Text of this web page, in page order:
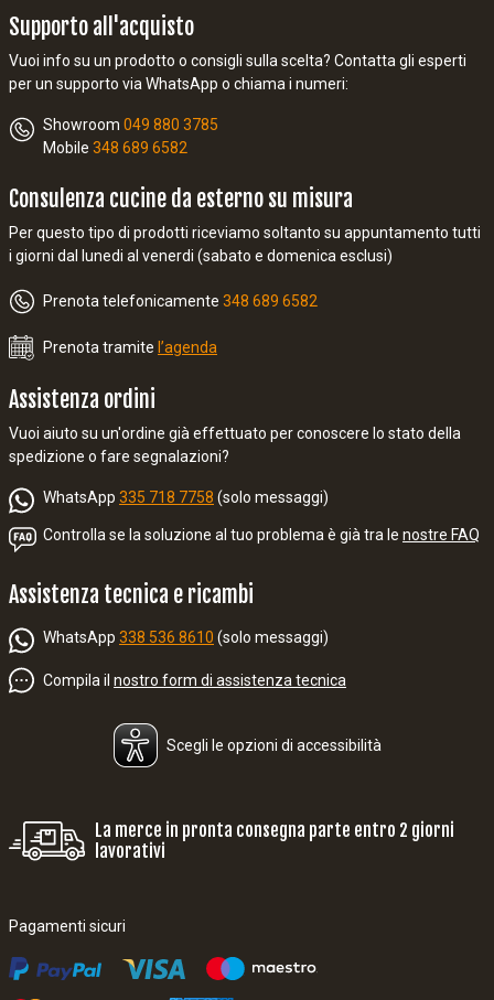
Supporto all'acquisto
Vuoi info su un prodotto o consigli sulla scelta? Contatta gli esperti
per un supporto via WhatsApp o chiama i numeri:
Showroom 049 880 3785
Mobile 348 689 6582
Consulenza cucine da esterno su misura
Per questo tipo di prodotti riceviamo soltanto su appuntamento tutti
i giorni dal lunedi al venerdi (sabato e domenica esclusi)
Prenota telefonicamente 348 689 6582
Prenota tramite l’agenda
Assistenza ordini
Vuoi aiuto su un'ordine già effettuato per conoscere lo stato della
spedizione o fare segnalazioni?
WhatsApp 335 718 7758 (solo messaggi)
Controlla se la soluzione al tuo problema è già tra le nostre FAQ
Assistenza tecnica e ricambi
WhatsApp 338 536 8610 (solo messaggi)
Compila il nostro form di assistenza tecnica
Scegli le opzioni di accessibilità
La merce in pronta consegna parte entro 2 giorni
lavorativi
Pagamenti sicuri